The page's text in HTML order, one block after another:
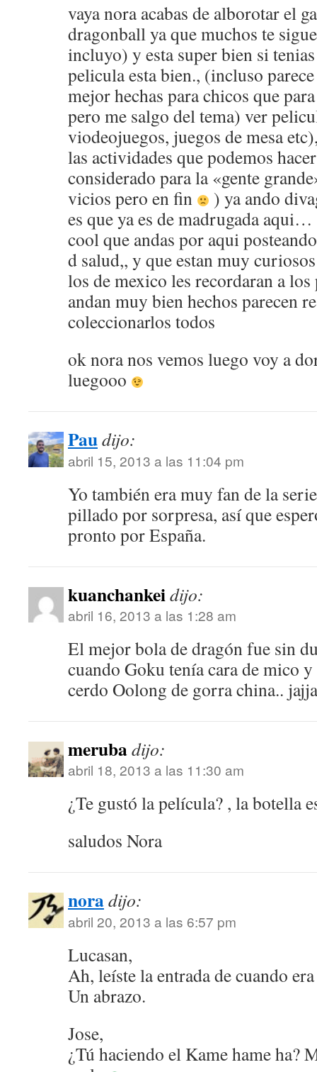
vaya nora acabas de alborotar el
dragonball ya que muchos te
incluyo) y esta super bien si
pelicula esta bien., (incluso
mejor hechas para chicos que
pero me salgo del tema) ver
viodeojuegos, juegos de mesa
las actividades que podemos
considerado para la «gente
vicios pero en fin
) ya ando
es que ya es de madrugada
cool que andas por aqui
d salud,, y que estan muy
los de mexico les recordaran a
andan muy bien hechos parecen
coleccionarlos todos
ok nora nos vemos luego voy a
luegooo
Paudijo:
abril 15, 2013 a las 11:04 pm
Yo también era muy fan de la
pillado por sorpresa, así que
pronto por España.
kuanchankeidijo:
abril 16, 2013 a las 1:28 am
El mejor bola de dragón fue sin
cuando Goku tenía cara de mico
cerdo Oolong de gorra china.. jajja
merubadijo:
abril 18, 2013 a las 11:30 am
¿Te gustó la película? , la botella
saludos Nora
noradijo:
abril 20, 2013 a las 6:57 pm
Lucasan,
Ah, leíste la entrada de cuando
Un abrazo.
Jose,
¿Tú haciendo el Kame hame ha?